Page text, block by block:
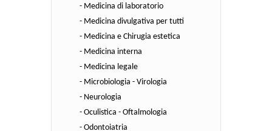
- Medicina di laboratorio
- Medicina divulgativa per tutti
- Medicina e Chirugia estetica
- Medicina interna
- Medicina legale
- Microbiologia - Virologia
- Neurologia
- Oculistica - Oftalmologia
- Odontoiatria